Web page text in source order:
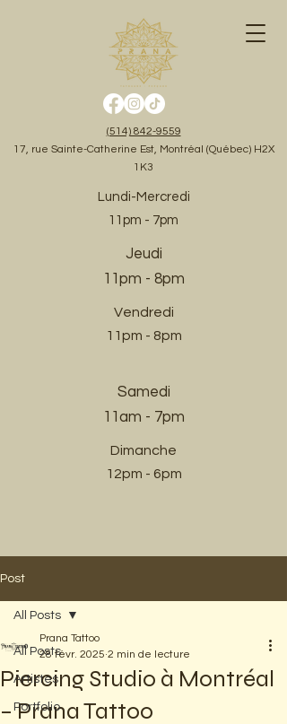
Lundi-Mercredi
11pm - 7pm
Vendredi
11pm - 8pm
Dimanche
12pm - 6pm
(514) 842-9559
17, rue Sainte-Catherine Est, Montréal (Québec) H2X
1K3
Samedi
11am - 7pm​
Jeudi
11pm - 8pm
Post
All Posts
Artistes
Portfolio
All Posts
Piercing Studio à Montréal
– Prana Tattoo
Prana Tattoo
28 févr. 2025 2 min de lecture